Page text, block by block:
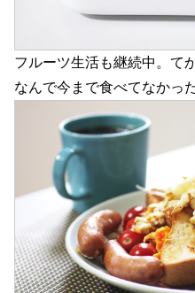
フルーツ生活も継続中。て
なんで今まで食べてなかっ